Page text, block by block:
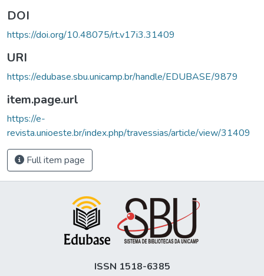
DOI
https://doi.org/10.48075/rt.v17i3.31409
URI
https://edubase.sbu.unicamp.br/handle/EDUBASE/9879
item.page.url
https://e-
revista.unioeste.br/index.php/travessias/article/view/31409
Full item page
ISSN 1518-6385